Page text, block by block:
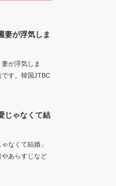
妻が浮気しま
が浮気しま
す。韓国JTBC
じゃなくて結
なくて結婚」
あらすじなど